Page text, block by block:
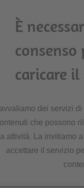
È
consenso
caricare
dei servizi
che possono
attività. La invitiamo
accettare il servizio